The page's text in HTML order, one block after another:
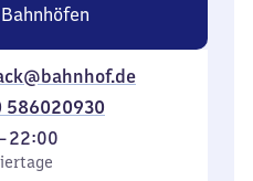
586020930
22:00